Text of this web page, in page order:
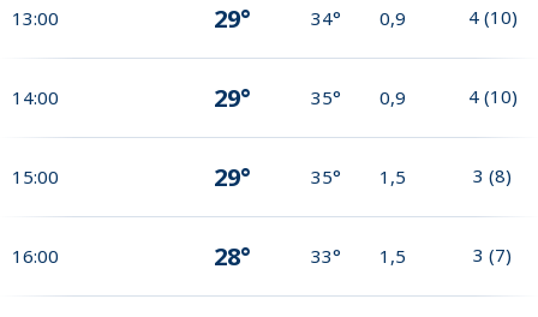
13:00 29° 34° 0,9 4 (10)
14:00 29° 35° 0,9 4 (10)
15:00 29° 35° 1,5 3 (8)
16:00 28° 33° 1,5 3 (7)